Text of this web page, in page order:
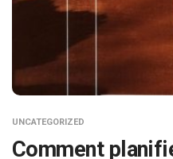
UNCATEGORIZED
Comment